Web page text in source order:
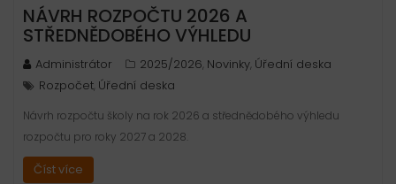
NÁVRH ROZPOČTU 2026 A
STŘEDNĚDOBÉHO VÝHLEDU
Administrátor 2025/2026 Novinky Úřední deska
Rozpočet Úřední deska
Návrh rozpočtu školy na rok 2026 a střednědobého výhledu
rozpočtu pro roky 2027 a 2028.
Číst více